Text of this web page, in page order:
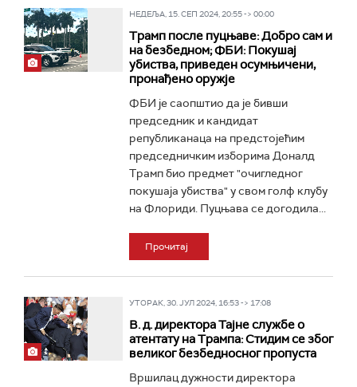
НЕДЕЉА, 15. СЕП 2024, 20:55 -> 00:00
Трамп после пуцњаве: Добро сам и
на безбедном; ФБИ: Покушај
убиства, приведен осумњичени,
пронађено оружје
ФБИ је саопштио да је бивши
председник и кандидат
републиканаца на предстојећим
председничким изборима Доналд
Трамп био предмет "очигледног
покушаја убиства" у свом голф клубу
на Флориди. Пуцњава се догодила...
Прочитај
УТОРАК, 30. ЈУЛ 2024, 16:53 -> 17:08
В. д. директора Тајне службе о
атентату на Трампа: Стидим се због
великог безбедносног пропуста
Вршилац дужности директора